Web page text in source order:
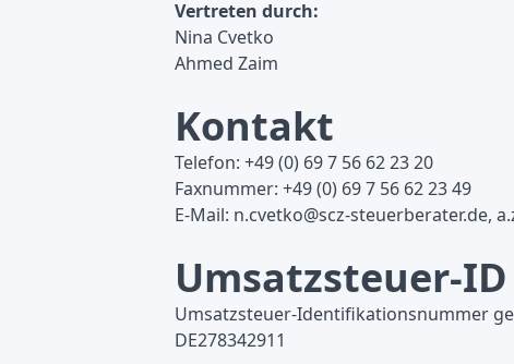
Vertreten durch:
Nina Cvetko
Ahmed Zaim
Kontakt
Telefon: +49 (0) 69 7 56 62 23 20
Faxnummer: +49 (0) 69 7 56 62 23 49
E-Mail: n.cvetko@scz-steuerberater.de,
Umsatzsteuer-ID
Umsatzsteuer-Identifikationsnummer
DE278342911